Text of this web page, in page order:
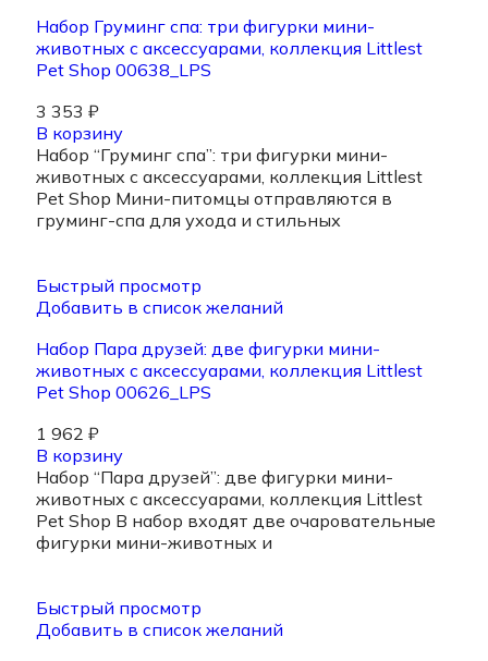
Набор Груминг спа: три фигурки мини-
животных с аксессуарами, коллекция Littlest
Pet Shop 00638_LPS
3 353 ₽
В корзину
Набор “Груминг спа”: три фигурки мини-
животных с аксессуарами, коллекция Littlest
Pet Shop Мини-питомцы отправляются в
груминг-спа для ухода и стильных
Быстрый просмотр
Добавить в список желаний
Набор Пара друзей: две фигурки мини-
животных с аксессуарами, коллекция Littlest
Pet Shop 00626_LPS
1 962 ₽
В корзину
Набор “Пара друзей”: две фигурки мини-
животных с аксессуарами, коллекция Littlest
Pet Shop В набор входят две очаровательные
фигурки мини-животных и
Быстрый просмотр
Добавить в список желаний